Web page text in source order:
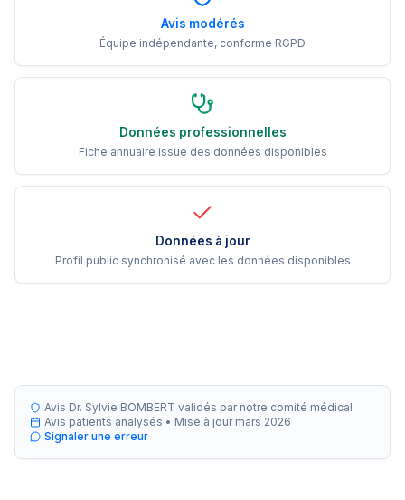
Avis modérés
Équipe indépendante, conforme RGPD
Données professionnelles
Fiche annuaire issue des données disponibles
Données à jour
Profil public synchronisé avec les données disponibles
Avis Dr. Sylvie BOMBERT validés par notre comité médical
Avis patients analysés • Mise à jour mars 2026
Signaler une erreur